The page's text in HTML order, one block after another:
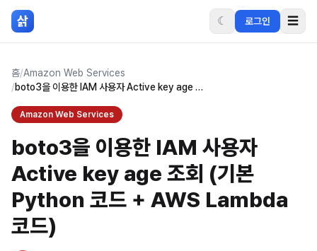
본문 바로가기
삵 ☾ 로그인 ☰
홈/Amazon Web Services
/
boto3을 이용한 IAM 사용자 Active key age 조회 (기본 Python 코드 + AWS Lambda 코드)
Amazon Web Services
boto3을 이용한 IAM 사용자
Active key age 조회 (기본
Python 코드 + AWS Lambda
코드)